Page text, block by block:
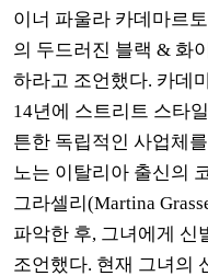
이너 파울라 카데마르
의 두드러진 블랙 & 화
하라고 조언했다. 카데
14년에 스트리트 스타
튼한 독립적인 사업체
노는 이탈리아 출신의
그라셀리(Martina
파악한 후, 그녀에게 신
조언했다. 현재 그녀의